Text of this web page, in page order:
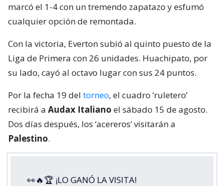
marcó el 1-4 con un tremendo zapatazo y esfumó
cualquier opción de remontada.
Con la victoria, Everton subió al quinto puesto de la
Liga de Primera con 26 unidades. Huachipato, por
su lado, cayó al octavo lugar con sus 24 puntos.
Por la fecha 19 del torneo, el cuadro ‘ruletero’
recibirá a Audax Italiano el sábado 15 de agosto.
Dos días después, los ‘acereros’ visitarán a
Palestino.
👀🔥🏆 ¡LO GANÓ LA VISITA!